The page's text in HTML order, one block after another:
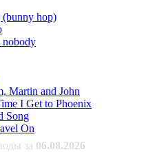
(bunny hop)
nobody
Martin and John
I Get to Phoenix
Song
On
за 06.08.2026